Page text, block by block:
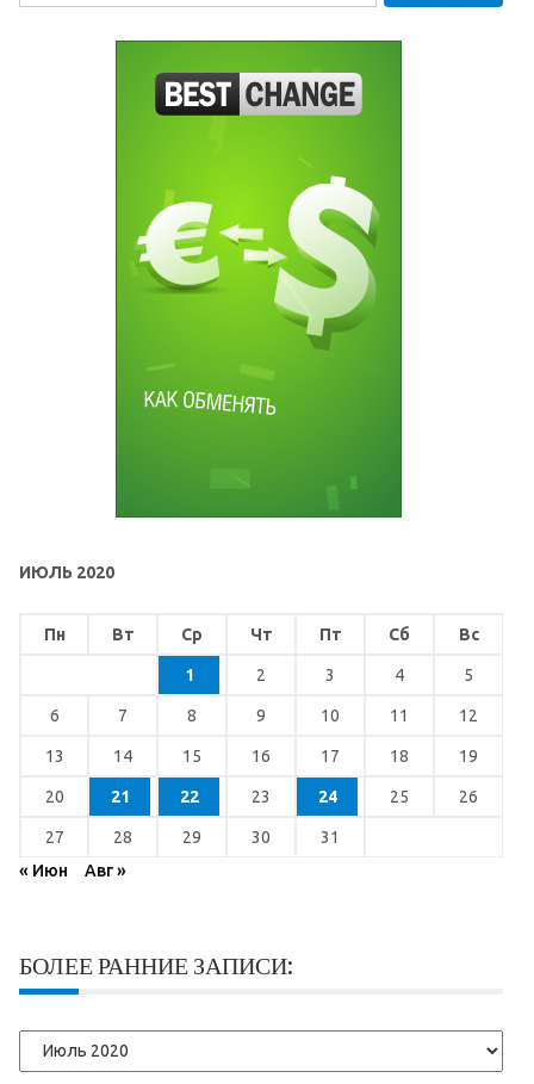
ИЮЛЬ 2020
Пн Вт Ср Чт Пт Сб Вс
1 2 3 4 5
6 7 8 9 10 11 12
13 14 15 16 17 18 19
20 21 22 23 24 25 26
27 28 29 30
31
« Июн
Авг »
БОЛЕЕ РАННИЕ ЗАПИСИ:
Более
ранние